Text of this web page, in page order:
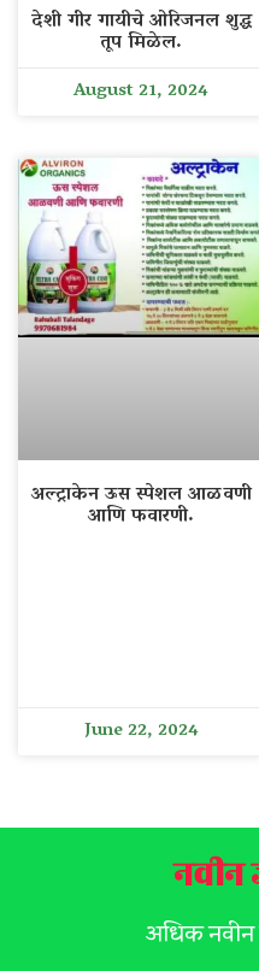
देशी गीर गायीचे ओरिजनल शुद्ध
तूप मिळेल.
August 21, 2024
अल्ट्राकेन ऊस स्पेशल आळवणी
आणि फवारणी.
June 22, 2024
नवीन
अधिक नवीन